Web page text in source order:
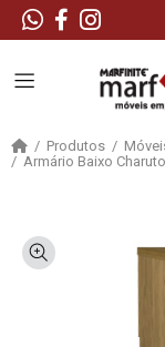
Produtos
Armário Baixo